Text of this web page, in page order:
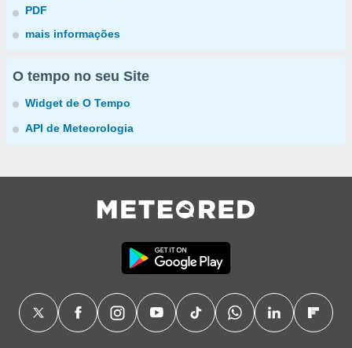
PDF
mais informações
O tempo no seu Site
Widget de O Tempo
API de Meteorologia